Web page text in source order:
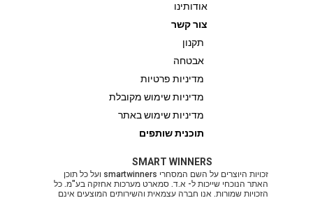
אודותינו
צור קשר
תקנון
אבטחה
מדיניות פרטיות
מדיניות שימוש מקובלת
מדיניות שימוש באתר
תוכנית שותפים
SMART WINNERS
זכויות היוצרים על השם המסחרי smartwinners ועל כל תוכן
האתר הנוכחי שייכות ל- א.ד. סמארט מערכות אחזקה בע"מ. כל
הזכויות שמורות. אנו חברה עצמאית והשירותים המוצעים אינם